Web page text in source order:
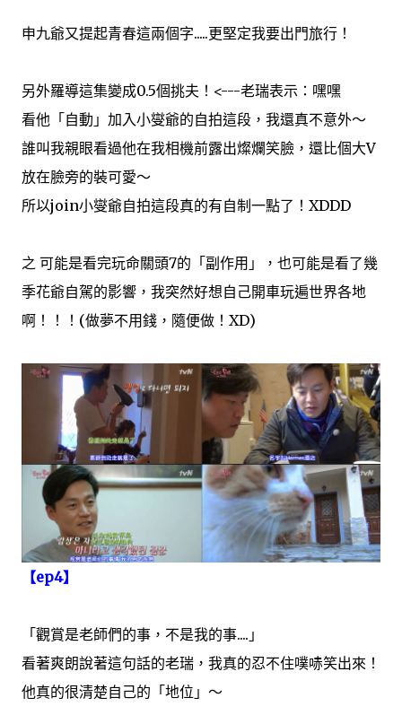
申九爺又提起青春這兩個字.....更堅定我要出門旅行！
另外羅導這集變成0.5個挑夫！<---老瑞表示：嘿嘿
看他「自動」加入小燮爺的自拍這段，我還真不意外～
誰叫我親眼看過他在我相機前露出燦爛笑臉，還比個大V
放在臉旁的裝可愛～
所以join小燮爺自拍這段真的有自制一點了！XDDD
之 可能是看完玩命關頭7的「副作用」，也可能是看了幾
季花爺自駕的影響，我突然好想自己開車玩遍世界各地
啊！！！(做夢不用錢，隨便做！XD)
【ep4】
「觀賞是老師們的事，不是我的事....」
看著爽朗說著這句話的老瑞，我真的忍不住噗哧笑出來！
他真的很清楚自己的「地位」～